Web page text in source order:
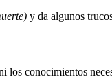
y da algunos
los conocimientos